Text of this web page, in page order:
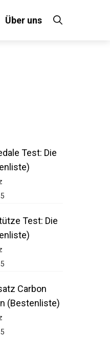
Über uns
Test: Die
Test: Die
Carbon
(Bestenliste)